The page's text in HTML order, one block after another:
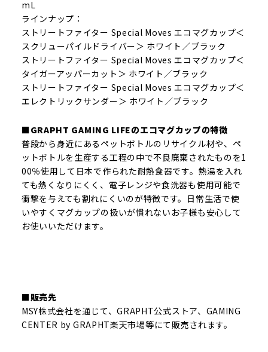
mL
ラインナップ：
ストリートファイター Special Moves エコマグカップ＜
スクリューパイルドライバー＞ ホワイト／ブラック
ストリートファイター Special Moves エコマグカップ＜
タイガーアッパーカット＞ ホワイト／ブラック
ストリートファイター Special Moves エコマグカップ＜
エレクトリックサンダー＞ ホワイト／ブラック
■GRAPHT GAMING LIFEのエコマグカップの特徴
普段から身近にあるペットボトルのリサイクル材や、ペ
ットボトルを生産する工程の中で不良廃棄されたものを1
00％使用して日本で作られた耐熱食器です。熱湯を入れ
ても熱くなりにくく、電子レンジや食洗器も使用可能で
衝撃を与えても割れにくいのが特徴です。日常生活で使
いやすくマグカップの扱いが慣れないお子様も安心して
お使いいただけます。
■販売先
MSY株式会社を通じて、GRAPHT公式ストア、GAMING
CENTER by GRAPHT楽天市場等にて販売されます。